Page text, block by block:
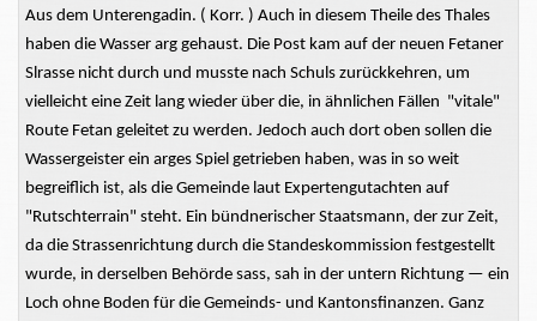
Aus dem Unterengadin. ( Korr. ) Auch in diesem Theile des Thales
haben die Wasser arg gehaust. Die Post kam auf der neuen Fetaner
Slrasse nicht durch und musste nach Schuls zurückkehren, um
vielleicht eine Zeit lang wieder über die, in ähnlichen Fällen "vitale"
Route Fetan geleitet zu werden. Jedoch auch dort oben sollen die
Wassergeister ein arges Spiel getrieben haben, was in so weit
begreiflich ist, als die Gemeinde laut Expertengutachten auf
"Rutschterrain" steht. Ein bündnerischer Staatsmann, der zur Zeit,
da die Strassenrichtung durch die Standeskommission festgestellt
wurde, in derselben Behörde sass, sah in der untern Richtung — ein
Loch ohne Boden für die Gemeinds- und Kantonsfinanzen. Ganz